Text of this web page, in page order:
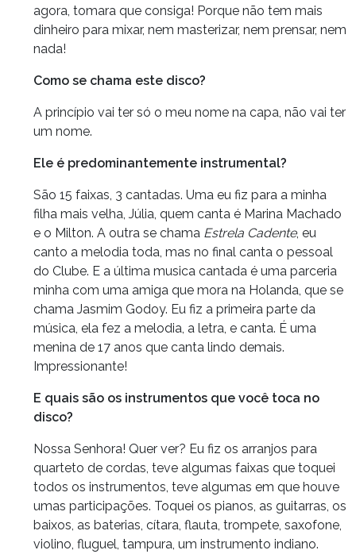
agora, tomara que consiga! Porque não tem mais
dinheiro para mixar, nem masterizar, nem prensar, nem
nada!
Como se chama este disco?
A princípio vai ter só o meu nome na capa, não vai ter
um nome.
Ele é predominantemente instrumental?
São 15 faixas, 3 cantadas. Uma eu fiz para a minha
filha mais velha, Júlia, quem canta é Marina Machado
e o Milton. A outra se chama Estrela Cadente, eu
canto a melodia toda, mas no final canta o pessoal
do Clube. E a última musica cantada é uma parceria
minha com uma amiga que mora na Holanda, que se
chama Jasmim Godoy. Eu fiz a primeira parte da
música, ela fez a melodia, a letra, e canta. É uma
menina de 17 anos que canta lindo demais.
Impressionante!
E quais são os instrumentos que você toca no
disco?
Nossa Senhora! Quer ver? Eu fiz os arranjos para
quarteto de cordas, teve algumas faixas que toquei
todos os instrumentos, teve algumas em que houve
umas participações. Toquei os pianos, as guitarras, os
baixos, as baterias, cítara, flauta, trompete, saxofone,
violino, fluguel, tampura, um instrumento indiano.